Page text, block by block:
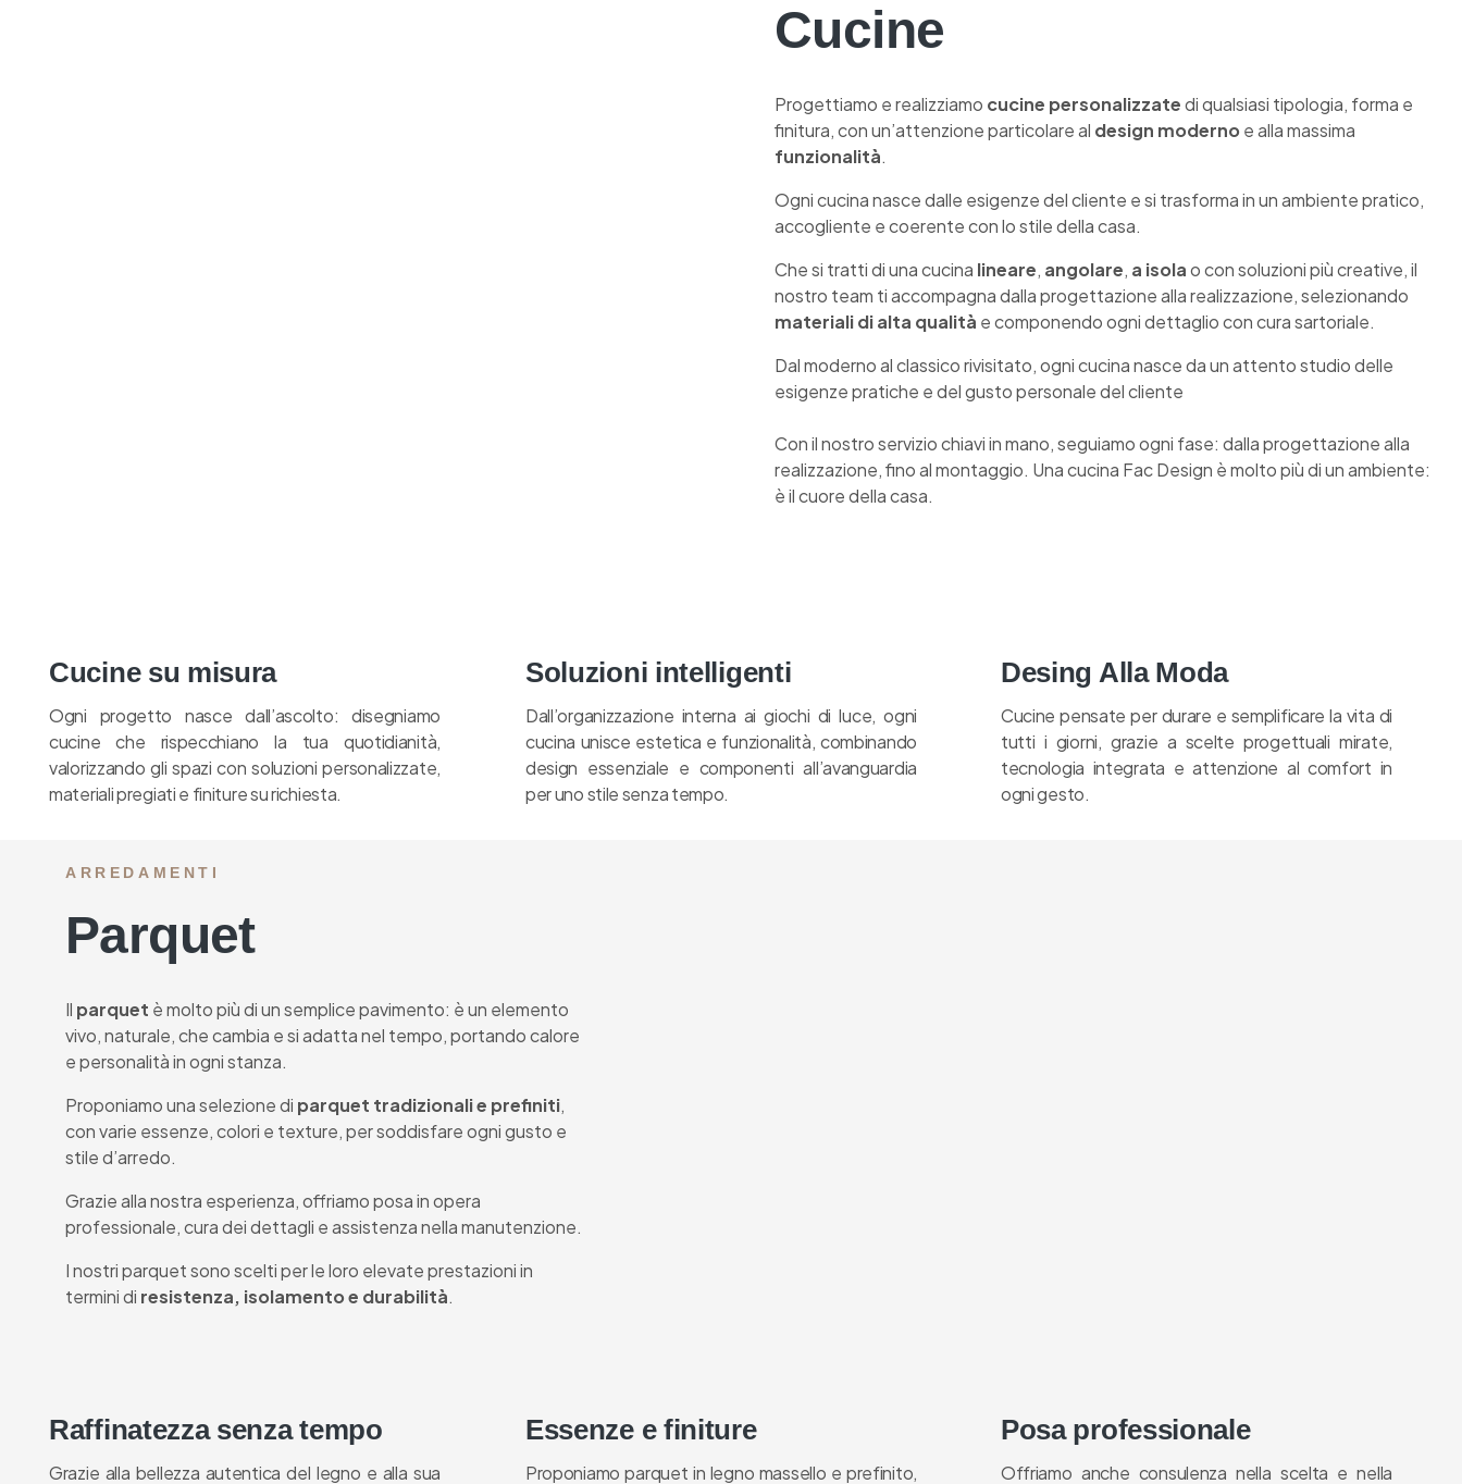
Cucine
Progettiamo e realizziamo cucine personalizzatedi qualsiasi tipologia, forma e
finitura, con un’attenzione particolare al design modernoe alla massima
funzionalità.
Ogni cucina nasce dalle esigenze del cliente e si trasforma in un ambiente pratico,
accogliente e coerente con lo stile della casa.
Che si tratti di una cucina lineare, angolare, a isolao con soluzioni più creative, il
nostro team ti accompagna dalla progettazione alla realizzazione, selezionando
materiali di alta qualità e componendo ogni dettaglio con cura sartoriale.
Dal moderno al classico rivisitato, ogni cucina nasce da un attento studio delle
esigenze pratiche e del gusto personale del cliente
Con il nostro servizio chiavi in mano, seguiamo ogni fase: dalla progettazione alla
realizzazione, fino al montaggio. Una cucina Fac Design è molto più di un ambiente:
è il cuore della casa.
Cucine su misura
Ogni progetto nasce dall’ascolto: disegniamo
cucine che rispecchiano la tua quotidianità,
valorizzando gli spazi con soluzioni personalizzate,
materiali pregiati e finiture su richiesta.
Soluzioni intelligenti
Dall’organizzazione interna ai giochi di luce, ogni
cucina unisce estetica e funzionalità, combinando
design essenziale e componenti all’avanguardia
per uno stile senza tempo.
Desing Alla Moda
Cucine pensate per durare e semplificare la vita di
tutti i giorni, grazie a scelte progettuali mirate,
tecnologia integrata e attenzione al comfort in
ogni gesto.
ARREDAMENTI​
Parquet
Il parquet è molto più di un semplice pavimento: è un elemento
vivo, naturale, che cambia e si adatta nel tempo, portando calore
e personalità in ogni stanza.
Proponiamo una selezione di parquet tradizionali e prefiniti,
con varie essenze, colori e texture, per soddisfare ogni gusto e
stile d’arredo.
Grazie alla nostra esperienza, offriamo posa in opera
professionale, cura dei dettagli e assistenza nella manutenzione.
I nostri parquet sono scelti per le loro elevate prestazioni in
termini di resistenza, isolamento e durabilità.
Raffinatezza senza tempo
Grazie alla bellezza autentica del legno e alla sua
Essenze e finiture
Proponiamo parquet in legno massello e prefinito,
Posa professionale
Offriamo anche consulenza nella scelta e nella